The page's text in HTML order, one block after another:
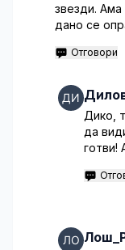
звезди.
дано се
Отговори
Дико,
да
готви!